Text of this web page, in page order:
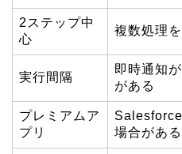
2ステップ中
心
複数処理
実行間隔
即時通知
がある
プレミアムア
プリ
場合がある